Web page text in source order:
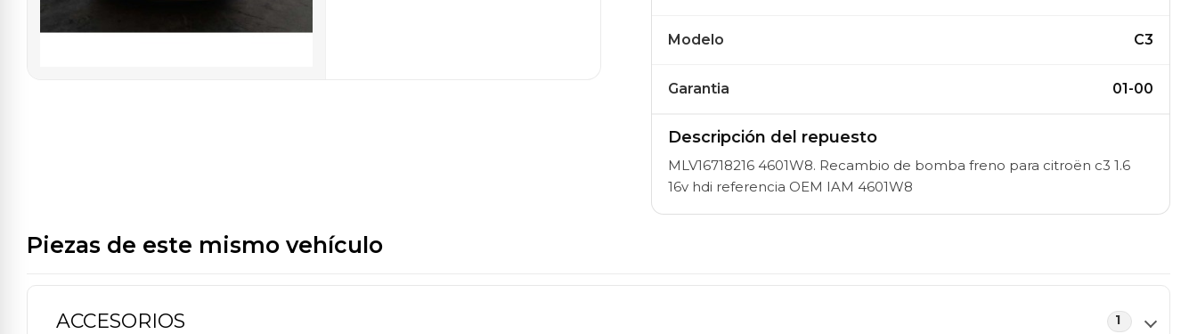
Modelo C3
Garantia 01-00
Descripción del repuesto
MLV16718216 4601W8. Recambio de bomba freno para citroën c3 1.6
16v hdi referencia OEM IAM 4601W8
Piezas de este mismo vehículo
ACCESORIOS 1